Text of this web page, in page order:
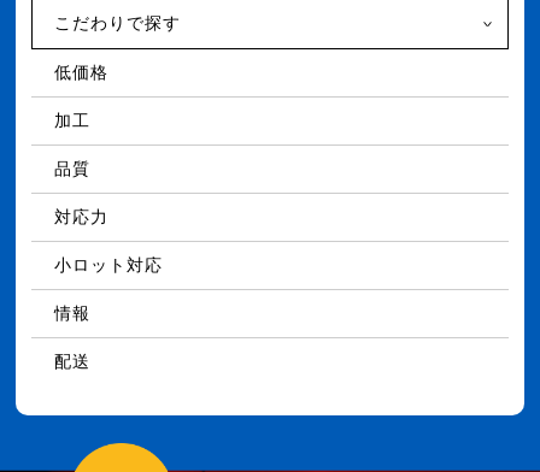
こだわりで探す
低価格
加工
品質
対応力
小ロット対応
情報
配送